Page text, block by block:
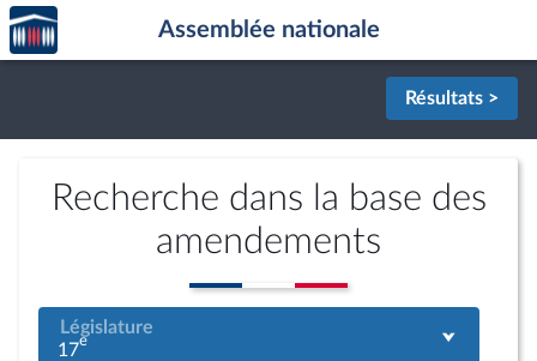
Aller au contenu
Aller en bas de la page
Accèder
à la
page
Assemblée nationale
Résultats >
Recherche dans la base des
amendements
Législature
17e